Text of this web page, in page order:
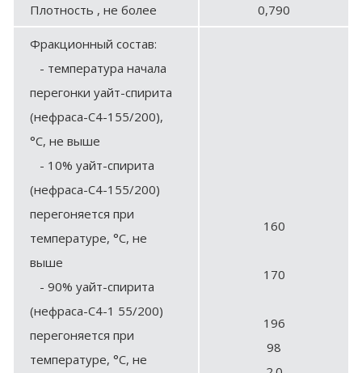
Плотность , не более 0,790
Фракционный состав:
- температура начала
перегонки уайт-спирита
(нефраса-С4-155/200),
°С, не выше
- 10% уайт-спирита
(нефраса-С4-155/200)
перегоняется при
температуре, °С, не
выше
- 90% уайт-спирита
(нефраса-С4-1 55/200)
перегоняется при
температуре, °С, не
160
170
196
98